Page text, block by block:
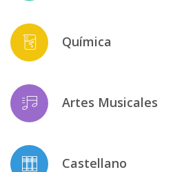
Química
Artes Musicales
Castellano